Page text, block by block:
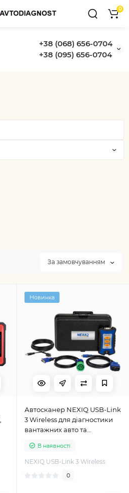
+38 (068) 656-0704
+38 (095) 656-0704
0
За замовчуванням
Новинка
Автосканер NEXIQ USB-Link
3 Wireless для діагностики
вантажних авто та
В наявності
NEXIQ USB-Link 3 Wireless
0